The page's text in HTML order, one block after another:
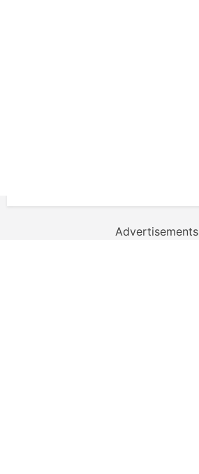
Advertisements